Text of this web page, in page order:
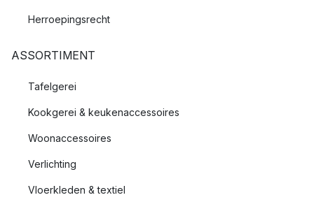
Herroepingsrecht
ASSORTIMENT
Tafelgerei
Kookgerei & keukenaccessoires
Woonaccessoires
Verlichting
Vloerkleden & textiel